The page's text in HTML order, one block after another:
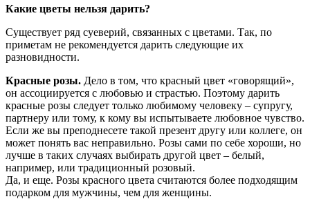
Какие цветы нельзя дарить?
Существует ряд суеверий, связанных с цветами. Так, по
приметам не рекомендуется дарить следующие их
разновидности.
Красные розы. Дело в том, что красный цвет «говорящий»,
он ассоциируется с любовью и страстью. Поэтому дарить
красные розы следует только любимому человеку – супругу,
партнеру или тому, к кому вы испытываете любовное чувство.
Если же вы преподнесете такой презент другу или коллеге, он
может понять вас неправильно. Розы сами по себе хороши, но
лучше в таких случаях выбирать другой цвет – белый,
например, или традиционный розовый.
Да, и еще. Розы красного цвета считаются более подходящим
подарком для мужчины, чем для женщины.